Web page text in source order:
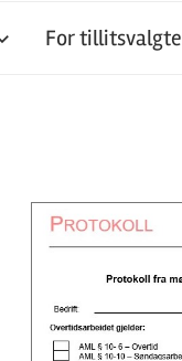
For tillitsvalgte